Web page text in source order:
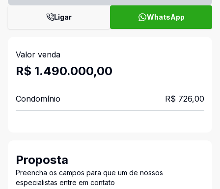
Ligar WhatsApp
Valor venda
R$ 1.490.000,00
Condomínio R$ 726,00
Proposta
Preencha os campos para que um de nossos
especialistas entre em contato